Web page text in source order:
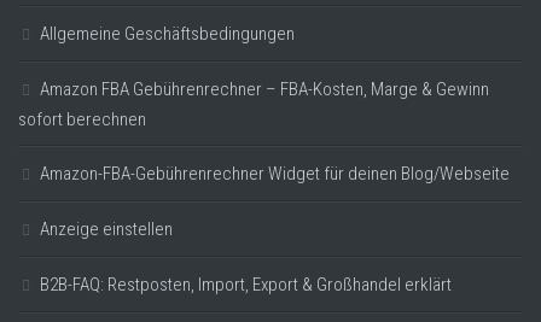
Allgemeine Geschäftsbedingungen
Amazon FBA Gebührenrechner – FBA-Kosten, Marge & Gewinn
sofort berechnen
Amazon-FBA-Gebührenrechner Widget für deinen Blog/Webseite
Anzeige einstellen
B2B-FAQ: Restposten, Import, Export & Großhandel erklärt